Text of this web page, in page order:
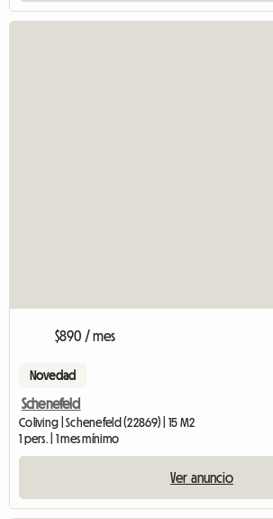
$890 / mes
Novedad
Schenefeld
Coliving | Schenefeld (22869) | 15 M2
1 pers. | 1 mes mínimo
Ver anuncio